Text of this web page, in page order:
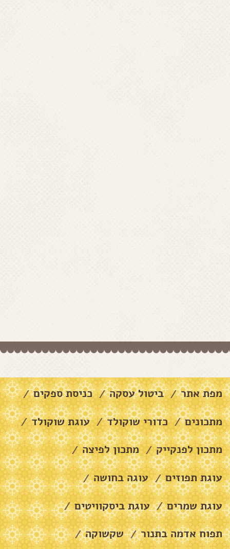
מפת אתר / ביטול עסקה / כניסת ספקים /
מתכונים / כדורי שוקולד / עוגת שוקולד /
מתכון לפנקייק / מתכון לפיצה /
עוגת תפוזים / עוגה בחושה /
עוגת שמרים / עוגת ביסקוויטים /
תפוח אדמה בתנור / שקשוקה /